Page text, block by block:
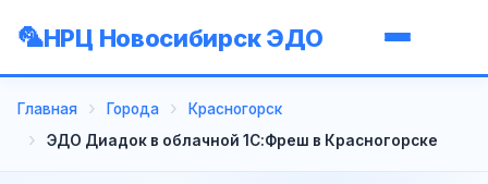
НРЦ Новосибирск ЭДО
Главная Города
Красногорск
ЭДО Диадок в облачной 1С:Фреш в Красногорске